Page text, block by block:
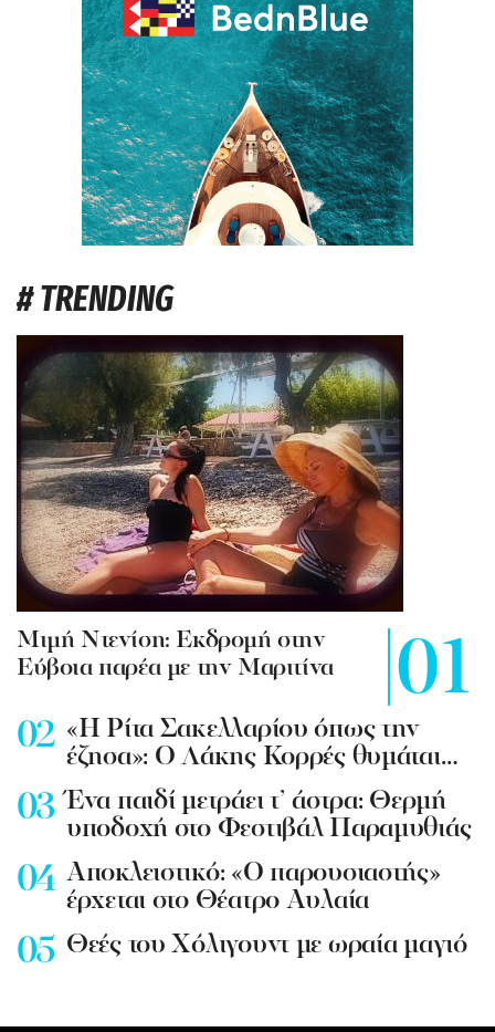
# TRENDING
Mιμή Ντενίση: Εκδρομή στην
Εύβοια παρέα με την Μαριτίνα
«Η Ρίτα Σακελλαρίου όπως την
έζησα»: Ο Λάκης Κορρές θυμάται…
Ένα παιδί μετράει τ’ άστρα: Θερμή
υποδοχή στο Φεστιβάλ Παραμυθιάς
Aποκλειστικό: «Ο παρουσιαστής»
έρχεται στο Θέατρο Αυλαία
Θεές του Χόλιγουντ με ωραία μαγιό